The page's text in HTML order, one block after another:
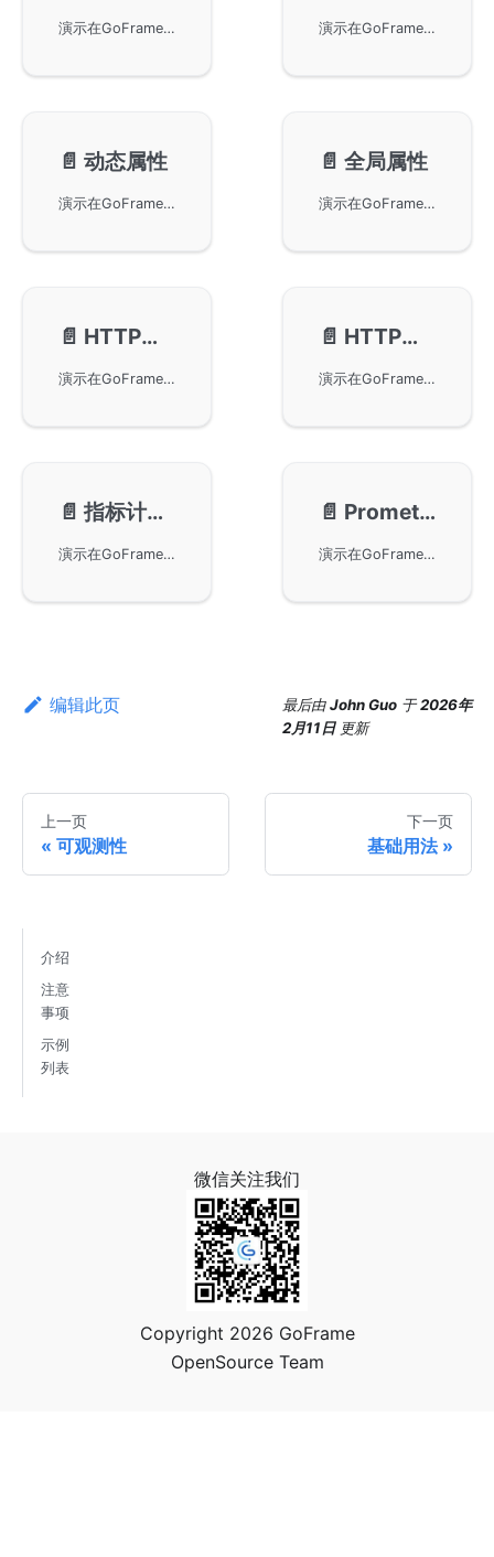
演示在GoFrame中使用OpenTelemetry和Prometheus集成的全面基础指标类型及其用法。本示例展示了用于跟踪事件发生的计数器指标、用于测量分布的直方图指标、用于当前值的仪表指标、以及用于双向计数的UpDownCounter。主要功能包括:指标创建和注册、属性配置和标签、指标值记录和观察、与Prometheus导出器集成、OpenTelemetry指标管道设置、生产级埋点模式。非常适合学习基本指标类型、实现应用可观测性、监控服务性能、构建自定义指标仪表板、以及为GoFrame应用建立基准监控。通过本示例可以学习指标的基础概念、OpenTelemetry指标API、以及如何构建完整的监控系统。 演示在GoFrame中使用OpenTelemetry和Prometheus实现基于回调的指标收集以进行异步指标更新。本示例展示了指标的回调函数注册、通过回调自动更新指标值、异步指标观察、可观察的计数器和仪表模式、系统资源指标收集、以及定时指标更新。主要功能包括:非阻塞指标收集、周期性回调执行、系统指标集成(CPU、内存、goroutines)、延迟指标评估、自动值刷新、生产级模式。非常适合收集系统指标、监控资源使用、实现异步指标更新、减少指标收集开销、观察计算成本高的值、以及构建对性能影响最小的高效监控系统。通过本示例可以学习异步指标收集、回调模式、以及高效的系统监控实现。
📄️ 动态属性
演示在GoFrame中使用OpenTelemetry和Prometheus管理动态指标属性以实现运行时属性更新。本示例展示了运行时属性修改、基于上下文的属性注入、请求作用域的指标标签、动态属性值解析、每请求指标自定义、以及灵活的标签模式。主要功能包括:在指标记录时更新属性、从请求上下文提取属性、注入用户/租户/会话ID、动态标签值计算、属性值缓存、生产级模式。非常适合实现每请求指标标签、跟踪用户特定指标、支持多租户、使用运行时上下文丰富指标、按动态维度分析行为、以及构建适应应用状态的灵活监控系统。通过本示例可以学习动态属性管理、上下文注入、以及灵活的指标标签实践。
📄️ 全局属性
演示在GoFrame中使用OpenTelemetry和Prometheus管理全局指标属性以实现一致的指标标签。本示例展示了全局属性配置和管理、跨所有指标自动应用属性、服务级元数据(service.name、service.version)、环境识别属性、一致的指标标签、以及属性继承模式。主要功能包括:集中式属性管理、自动属性传播、语义约定支持、多租户标签、部署环境标签、生产级模式。非常适合实现一致的指标标签、管理服务元数据、实现跨服务的指标聚合、支持多环境部署、便于指标过滤和分组、以及建立企业监控标准。通过本示例可以学习全局属性管理、一致性标签实践、以及企业级监控规范。
📄️ HTTP客户端
演示在GoFrame中使用OpenTelemetry和Prometheus收集全面的HTTP客户端指标以监控出站HTTP请求。本示例展示了自动HTTP客户端埋点、请求持续时间直方图、按状态码和方法分类的请求计数指标、错误率跟踪、连接池指标、以及重试尝试监控。主要功能包括:无需代码更改的自动指标收集、详细的请求/响应属性、与GoFrame HTTP客户端集成、可自定义的指标标签、Prometheus导出器配置、生产级可观测性模式。非常适合监控外部API调用、跟踪HTTP客户端性能、调试连接问题、分析请求模式、以及确保微服务架构中出站HTTP通信的可靠性。通过本示例可以学习如何监控HTTP客户端、分析外部依赖、以及优化API调用性能。
📄️ HTTP服务器
演示在GoFrame中使用OpenTelemetry和Prometheus收集全面的HTTP服务器指标以监控入站HTTP请求。本示例展示了自动HTTP服务器埋点、请求延迟直方图、按端点和方法分类的吞吐量指标、HTTP状态码分布、并发请求跟踪、以及错误率监控。主要功能包括:通过中间件自动收集指标、详细的请求属性(路径、方法、状态)、与GoFrame HTTP服务器集成、可自定义的指标桶、Prometheus端点暴露、生产级监控模式。非常适合监控API性能、跟踪服务健康、分析流量模式、识别性能瓶颈、实现SLA监控、以及确保生产环境中HTTP服务的高可用性。通过本示例可以学习如何监控HTTP服务器、分析请求性能、以及构建完整的服务监控体系。
📄️ 指标计量器属性
演示在GoFrame中使用OpenTelemetry和Prometheus管理仪表级属性以实现作用域指标标签。本示例展示了仪表特定的属性配置、仪表内的属性作用域、隔离的指标标签、仪表级元数据管理、从仪表到指标的属性继承、以及精细的属性控制。主要功能包括:创建带有自定义属性的仪表、将属性作用域限制在特定指标组、隔离的属性命名空间、自动将属性应用于仪表指标、基于仪表的多租户、生产级模式。非常适合按模块或组件组织指标、实现作用域指标标签、管理多个指标命名空间、隔离指标组之间的属性、构建模块化监控系统、以及为复杂应用建立层次化指标组织。通过本示例可以学习仪表级属性管理、作用域标签、以及层次化指标组织。
📄️ Prometheus集成
演示在GoFrame中不使用OpenTelemetry直接集成Prometheus指标以实现轻量级监控解决方案。本示例展示了原生Prometheus客户端库的使用、直接向Prometheus注册表注册指标、counter、gauge、histogram和summary指标类型、自定义指标收集器、用于/metrics端点暴露的HTTP处理器、以及标签管理。主要功能包括:零OpenTelemetry依赖、简单的指标创建和注册、原生Prometheus指标类型、灵活的指标标签、内置HTTP指标端点、生产级模式。非常适合轻量级监控需求、传统Prometheus设置、简化的指标收集、仅需要Prometheus集成的应用、最小依赖占用、以及不需要或不希望使用OpenTelemetry的环境。通过本示例可以学习Prometheus原生API、简化的监控方案、以及轻量级指标收集。
编辑此页 最后由John Guo 于2026年
2月11日 更新
上一页
可观测性
下一页
基础用法
介绍
注意
事项
示例
列表
微信关注我们
Copyright 2026 GoFrame
OpenSource Team